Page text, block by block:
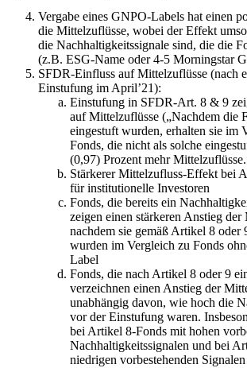
Vergabe eines GNPO-Labels hat einen
die Mittelzuflüsse, wobei der Effekt
die Nachhaltigkeitssignale sind, die die
(z.B. ESG-Name oder 4-5 Morningstar
SFDR-Einfluss auf Mittelzuflüsse (nach
Einstufung im April’21):
Einstufung in SFDR-Art. 8 & 9
auf Mittelzuflüsse („Nachdem die
eingestuft wurden, erhalten sie im
Fonds, die nicht als solche
(0,97) Prozent mehr
Stärkerer Mittelzufluss-Effekt bei
für institutionelle Investoren
Fonds, die bereits ein
zeigen einen stärkeren Anstieg der
nachdem sie gemäß Artikel 8 oder
wurden im Vergleich zu Fonds
Label
Fonds, die nach Artikel 8 oder 9
verzeichnen einen Anstieg der
unabhängig davon, wie hoch die
vor der Einstufung waren.
bei Artikel 8-Fonds mit hohen
Nachhaltigkeitssignalen und bei
niedrigen vorbestehenden